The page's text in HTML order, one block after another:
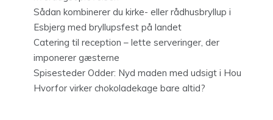
Sådan kombinerer du kirke- eller rådhusbryllup i
Esbjerg med bryllupsfest på landet
Catering til reception – lette serveringer, der
imponerer gæsterne
Spisesteder Odder: Nyd maden med udsigt i Hou
Hvorfor virker chokoladekage bare altid?